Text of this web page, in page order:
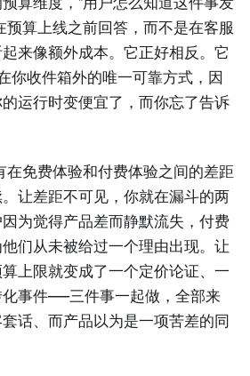
预算上线之前回答，而不是在客服
来像额外成本。它正好相反。它
你收件箱外的唯一可靠方式，因
运行时变便宜了，而你忘了告诉
在免费体验和付费体验之间的差距
让差距不可见，你就在漏斗的两
为觉得产品差而静默流失，付费
们从未被给过一个理由出现。让
上限就变成了一个定价论证、一
事件——三件事一起做，全部来
话、而产品以为是一项苦差的同